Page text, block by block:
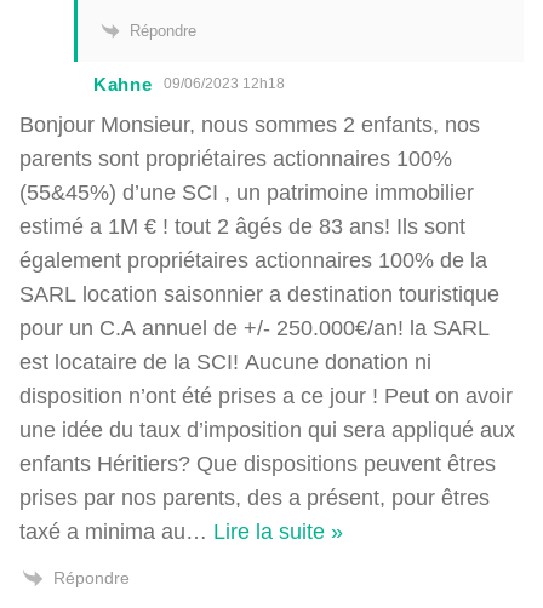
Répondre
Kahne 09/06/2023 12h18
Bonjour Monsieur, nous sommes 2 enfants, nos
parents sont propriétaires actionnaires 100%
(55&45%) d’une SCI , un patrimoine immobilier
estimé a 1M € ! tout 2 âgés de 83 ans! Ils sont
également propriétaires actionnaires 100% de la
SARL location saisonnier a destination touristique
pour un C.A annuel de +/- 250.000€/an! la SARL
est locataire de la SCI! Aucune donation ni
disposition n’ont été prises a ce jour ! Peut on avoir
une idée du taux d’imposition qui sera appliqué aux
enfants Héritiers? Que dispositions peuvent êtres
prises par nos parents, des a présent, pour êtres
taxé a minima au… Lire la suite »
Répondre